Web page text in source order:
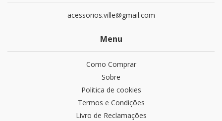
acessorios.ville@gmail.com
Menu
Como Comprar
Sobre
Politica de cookies
Termos e Condições
Livro de Reclamações